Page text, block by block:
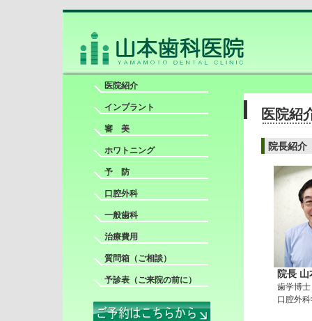
医院紹介
インプラント
審 美
ホワトニング
予 防
口腔外科
一般歯科
治療費用
質問箱 （ご相談）
予診表 （ご来院の前に）
医院紹
院長紹介
院長
歯学博士
口腔外